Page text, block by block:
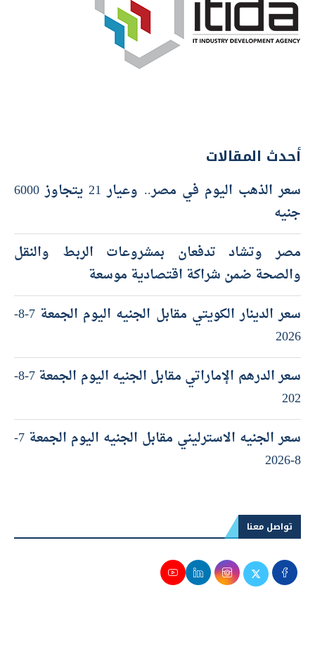
أحدث المقالات
سعر الذهب اليوم في مصر.. وعيار 21 يتجاوز 6000
جنيه
مصر وتشاد تدفعان بمشروعات الربط والنقل
والصحة ضمن شراكة اقتصادية موسعة
سعر الدينار الكويتي مقابل الجنيه اليوم الجمعة 7-8-
2026
سعر الدرهم الإماراتي مقابل الجنيه اليوم الجمعة 7-8-
202
سعر الجنيه الاسترليني مقابل الجنيه اليوم الجمعة 7-
8-2026
تواصل معنا